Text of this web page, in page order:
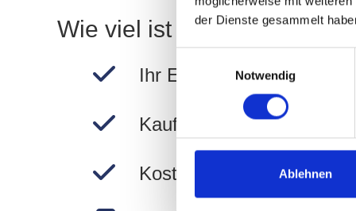
der Dienste gesammelt
Notwendig
Ablehnen
Wie viel ist Ihre Immobilie in
Ihr Ergebnis in wenigen
Kauf- und Mietpreise in
Kostenlos und